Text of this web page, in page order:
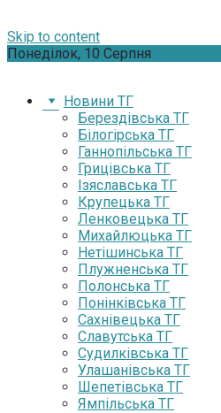
Skip to content
Понеділок, 10 Серпня
Новини ТГ
Берездівська ТГ
Білогірська ТГ
Ганнопільська ТГ
Грицівська ТГ
Ізяславська ТГ
Крупецька ТГ
Ленковецька ТГ
Михайлюцька ТГ
Нетішинська ТГ
Плужненська ТГ
Полонська ТГ
Понінківська ТГ
Сахнівецька ТГ
Славутська ТГ
Судилківська ТГ
Улашанівська ТГ
Шепетівська ТГ
Ямпільська ТГ